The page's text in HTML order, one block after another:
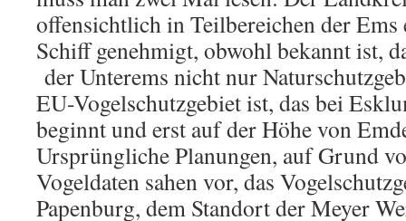
offensichtlich in Teilbereichen der Ems
Schiff genehmigt, obwohl bekannt ist,
der Unterems nicht nur
EU-Vogelschutzgebiet ist, das bei
beginnt und erst auf der Höhe von
Ursprüngliche Planungen, auf Grund
Vogeldaten sahen vor, das
Papenburg, dem Standort der Meyer